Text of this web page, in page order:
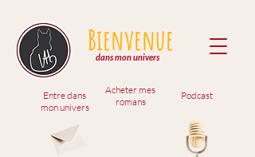
dans mon univers
Bienvenue
Entre dans
mon univers
Acheter mes
romans
Podcast